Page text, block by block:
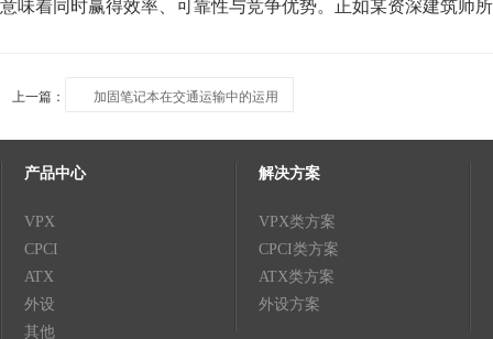
上一篇： 加固笔记本在交通运输中的运用
产品中心
VPX
CPCI
ATX
外设
其他
解决方案
VPX类方案
CPCI类方案
ATX类方案
外设方案